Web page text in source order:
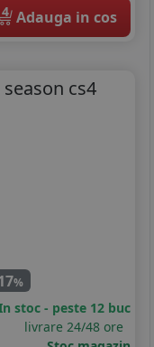
4 Adauga in cos
cs4
%
stoc - peste 12 buc
livrare 24/48 ore